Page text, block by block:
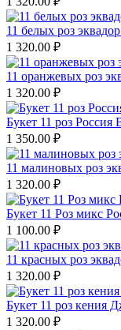
11 белых роз
1 320.00 ₽
11 оранжевых роз
1 320.00 ₽
Букет 11 роз Россия
1 350.00 ₽
11 малиновых роз
1 320.00 ₽
Букет 11 Роз микс
1 100.00 ₽
11 красных роз
1 320.00 ₽
Букет 11 роз кения
1 320.00 ₽